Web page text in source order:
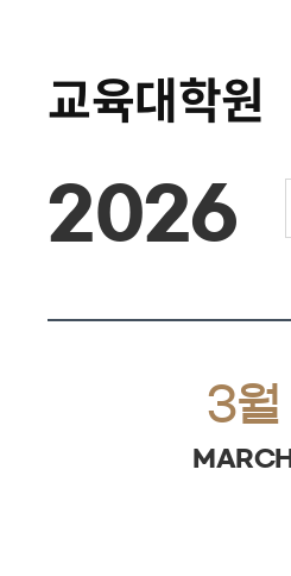
교육대학원
2026
3월
MARCH